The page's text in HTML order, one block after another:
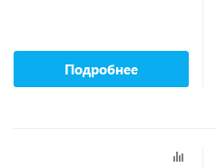
Подробнее